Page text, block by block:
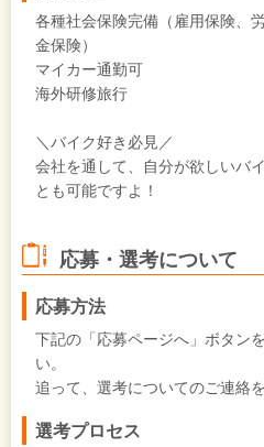
各種社会保険完備（雇用保険、
金保険）
マイカー通勤可
海外研修旅行
＼バイク好き必見／
会社を通して、自分が欲しいバ
とも可能ですよ！
応募・選考について
応募方法
下記の「応募ページへ」ボタン
い。
追って、選考についてのご連絡
選考プロセス